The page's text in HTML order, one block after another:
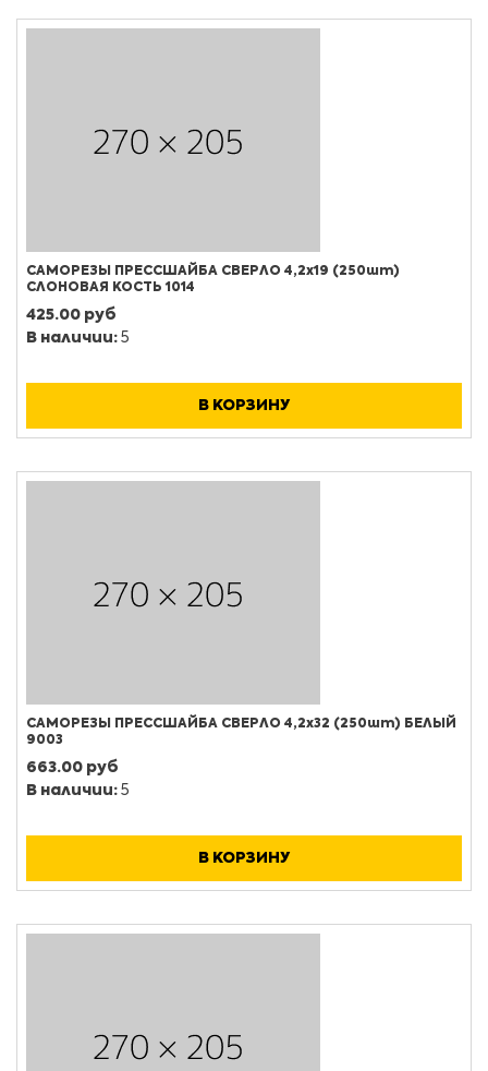
САМОРЕЗЫ ПРЕССШАЙБА СВЕРЛО 4,2х19 (250шт)
СЛОНОВАЯ КОСТЬ 1014
425.00 руб
В наличии: 5
В КОРЗИНУ
САМОРЕЗЫ ПРЕССШАЙБА СВЕРЛО 4,2х32 (250шт) БЕЛЫЙ
9003
663.00 руб
В наличии: 5
В КОРЗИНУ